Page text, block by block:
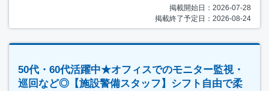
掲載開始日：2026-07-28
掲載終了予定日：2026-08-24
50代・60代活躍中★オフィスでのモニター監視・
巡回など◎【施設警備スタッフ】シフト自由で柔